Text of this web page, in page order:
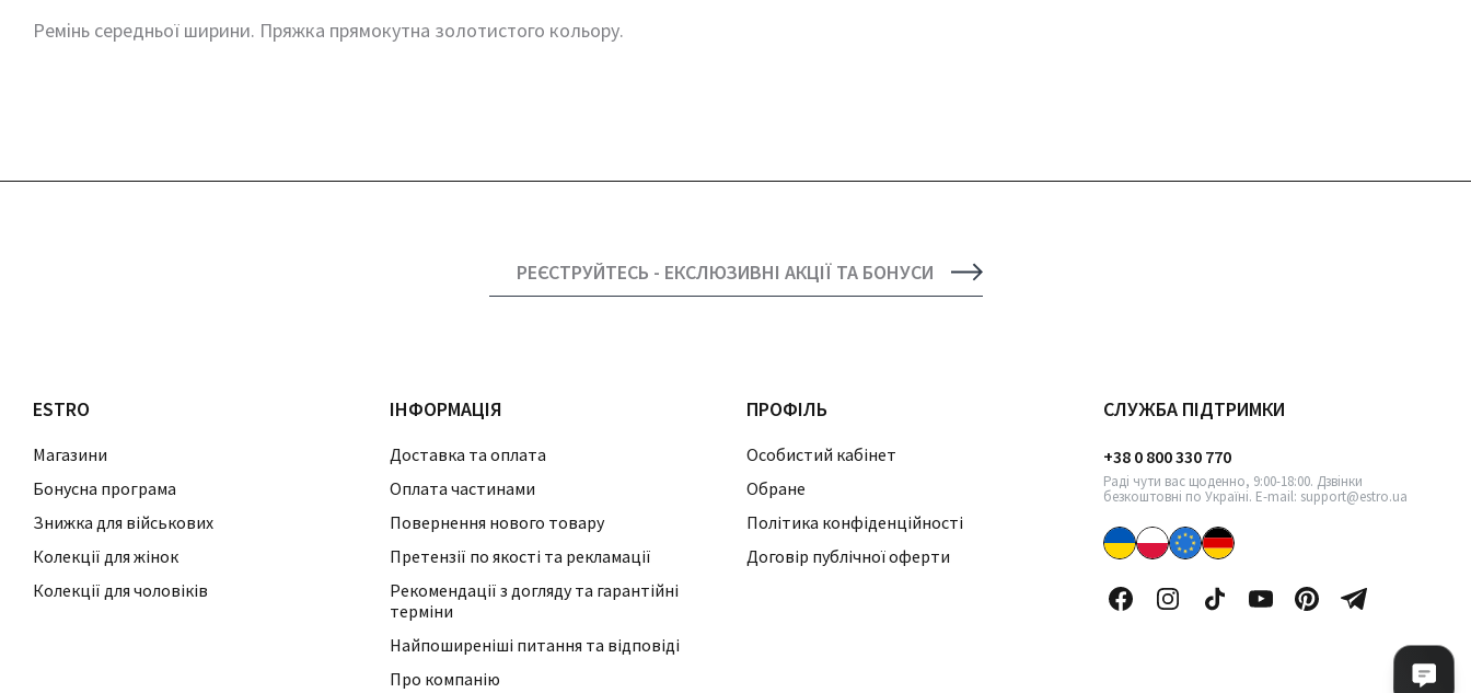
Ремінь середньої ширини. Пряжка прямокутна золотистого кольору.
РЕЄСТРУЙТЕСЬ - ЕКСЛЮЗИВНІ АКЦІЇ ТА БОНУСИ
ESTRO
Магазини
Бонусна програма
Знижка для військових
Колекції для жінок
Колекції для чоловіків
ІНФОРМАЦІЯ
Доставка та оплата
Оплата частинами
Повернення нового товару
Претензії по якості та рекламації
Рекомендації з догляду та гарантійні
терміни
Найпоширеніші питання та відповіді
Про компанію
ПРОФІЛЬ
Особистий кабінет
Обране
Політика конфіденційності
Договір публічної оферти
СЛУЖБА ПІДТРИМКИ
+38 0 800 330 770
Раді чути вас щоденно, 9:00-18:00. Дзвінки
безкоштовні по Україні. E-mail: support@estro.ua